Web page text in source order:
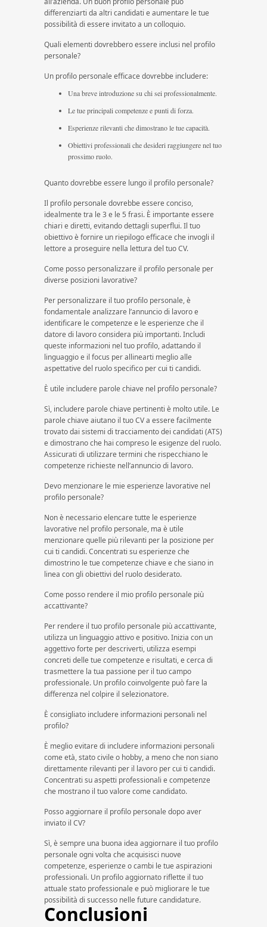
differenziarti da altri candidati e aumentare le tue
possibilità di essere invitato a un colloquio.
Quali elementi dovrebbero essere inclusi nel profilo
personale?
Un profilo personale efficace dovrebbe includere:
Una breve introduzione su chi sei professionalmente.
Le tue principali competenze e punti di forza.
Esperienze rilevanti che dimostrano le tue capacità.
Obiettivi professionali che desideri raggiungere nel tuo
prossimo ruolo.
Quanto dovrebbe essere lungo il profilo personale?
Il profilo personale dovrebbe essere conciso,
idealmente tra le 3 e le 5 frasi. È importante essere
chiari e diretti, evitando dettagli superflui. Il tuo
obiettivo è fornire un riepilogo efficace che invogli il
lettore a proseguire nella lettura del tuo CV.
Come posso personalizzare il profilo personale per
diverse posizioni lavorative?
Per personalizzare il tuo profilo personale, è
fondamentale analizzare l’annuncio di lavoro e
identificare le competenze e le esperienze che il
datore di lavoro considera più importanti. Includi
queste informazioni nel tuo profilo, adattando il
linguaggio e il focus per allinearti meglio alle
aspettative del ruolo specifico per cui ti candidi.
È utile includere parole chiave nel profilo personale?
Sì, includere parole chiave pertinenti è molto utile. Le
parole chiave aiutano il tuo CV a essere facilmente
trovato dai sistemi di tracciamento dei candidati (ATS)
e dimostrano che hai compreso le esigenze del ruolo.
Assicurati di utilizzare termini che rispecchiano le
competenze richieste nell’annuncio di lavoro.
Devo menzionare le mie esperienze lavorative nel
profilo personale?
Non è necessario elencare tutte le esperienze
lavorative nel profilo personale, ma è utile
menzionare quelle più rilevanti per la posizione per
cui ti candidi. Concentrati su esperienze che
dimostrino le tue competenze chiave e che siano in
linea con gli obiettivi del ruolo desiderato.
Come posso rendere il mio profilo personale più
accattivante?
Per rendere il tuo profilo personale più accattivante,
utilizza un linguaggio attivo e positivo. Inizia con un
aggettivo forte per descriverti, utilizza esempi
concreti delle tue competenze e risultati, e cerca di
trasmettere la tua passione per il tuo campo
professionale. Un profilo coinvolgente può fare la
differenza nel colpire il selezionatore.
È consigliato includere informazioni personali nel
profilo?
È meglio evitare di includere informazioni personali
come età, stato civile o hobby, a meno che non siano
direttamente rilevanti per il lavoro per cui ti candidi.
Concentrati su aspetti professionali e competenze
che mostrano il tuo valore come candidato.
Posso aggiornare il profilo personale dopo aver
inviato il CV?
Sì, è sempre una buona idea aggiornare il tuo profilo
personale ogni volta che acquisisci nuove
competenze, esperienze o cambi le tue aspirazioni
professionali. Un profilo aggiornato riflette il tuo
attuale stato professionale e può migliorare le tue
possibilità di successo nelle future candidature.
Conclusioni